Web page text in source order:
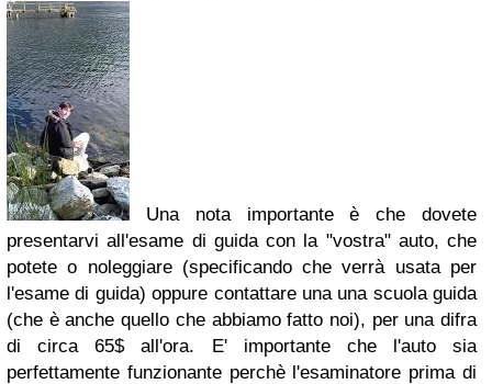
Una nota importante è che dovete
presentarvi all'esame di guida con la "vostra" auto, che
potete o noleggiare (specificando che verrà usata per
l'esame di guida) oppure contattare una una scuola guida
(che è anche quello che abbiamo fatto noi), per una difra
di circa 65$ all'ora. E' importante che l'auto sia
perfettamente funzionante perchè l'esaminatore prima di